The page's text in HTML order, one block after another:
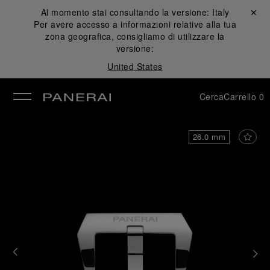
Al momento stai consultando la versione: Italy
Per avere accesso a informazioni relative alla tua
zona geografica, consigliamo di utilizzare la
versione:
United States
Chiudi ✕
CercaCarrello 0
26.0 mm